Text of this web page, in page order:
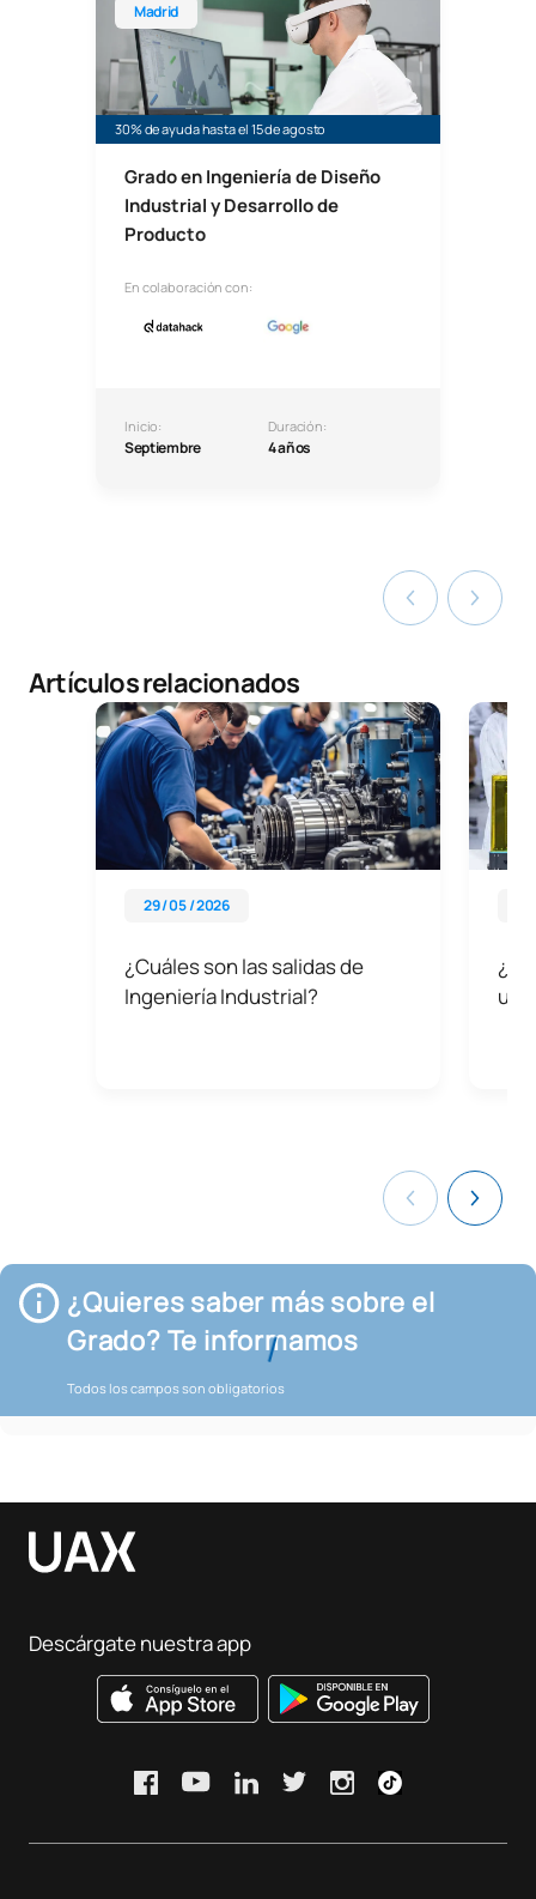
Madrid
30% de ayuda hasta el 15 de agosto
Grado en Ingeniería de Diseño
Industrial y Desarrollo de
Producto
En colaboración con:
Inicio:
Septiembre
Duración:
4 años
Artículos relacionados
29 / 05 / 2026
¿Cuáles son las salidas de
Ingeniería Industrial?
un
¿Quieres saber más sobre el
Grado? Te informamos
Todos los campos son obligatorios
Descárgate nuestra app